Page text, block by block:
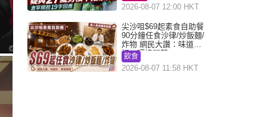
2026-08-07 12:00 HKT
尖沙咀$69起素食自助餐
90分鐘任食沙律/炒飯麵/
炸物 網民大讚：味道
好，環境闊落
飲食
2026-08-07 11:58 HKT